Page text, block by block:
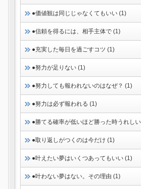
●価値観は同じじゃなくてもいい (1)
●信頼を得るには、相手主体で (1)
●充実した毎日を過ごすコツ (1)
●努力が足りない (1)
●努力しても報われないのはなぜ？ (1)
●努力は必ず報われる (1)
●勝てる確率が低いほど勝った時うれし
●取り返しがつくのは今だけ (1)
●叶えたい夢はいくつあってもいい (1)
●叶わない夢はない。その理由 (1)